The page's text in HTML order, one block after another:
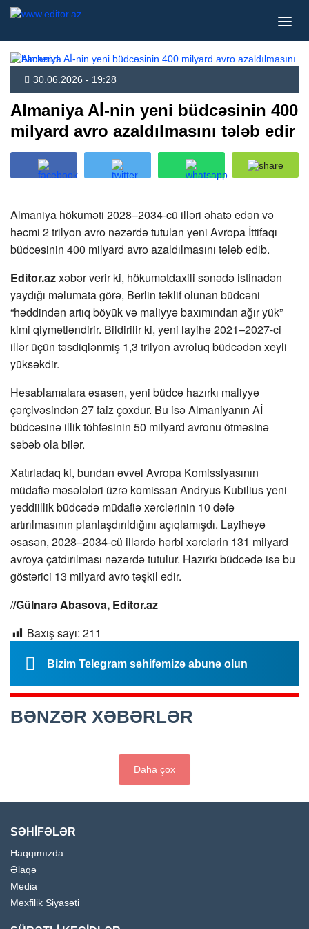
30.06.2026 - 19:28
Almaniya Aİ-nin yeni büdcəsinin 400
milyard avro azaldılmasını tələb edir
Almaniya hökuməti 2028–2034-cü illəri əhatə edən və
həcmi 2 trilyon avro nəzərdə tutulan yeni Avropa İttifaqı
büdcəsinin 400 milyard avro azaldılmasını tələb edib.
Editor.azxəbər verir ki, hökumətdaxili sənədə istinadən
yaydığı məlumata görə, Berlin təklif olunan büdcəni
“həddindən artıq böyük və maliyyə baxımından ağır yük”
kimi qiymətləndirir. Bildirilir ki, yeni layihə 2021–2027-ci
illər üçün təsdiqlənmiş 1,3 trilyon avroluq büdcədən xeyli
yüksəkdir.
Hesablamalara əsasən, yeni büdcə hazırkı maliyyə
çərçivəsindən 27 faiz çoxdur. Bu isə Almaniyanın Aİ
büdcəsinə illik töhfəsinin 50 milyard avronu ötməsinə
səbəb ola bilər.
Xatırladaq ki, bundan əvvəl Avropa Komissiyasının
müdafiə məsələləri üzrə komissarı Andryus Kubilius yeni
yeddiillik büdcədə müdafiə xərclərinin 10 dəfə
artırılmasının planlaşdırıldığını açıqlamışdı. Layihəyə
əsasən, 2028–2034-cü illərdə hərbi xərclərin 131 milyard
avroya çatdırılması nəzərdə tutulur. Hazırkı büdcədə isə bu
göstərici 13 milyard avro təşkil edir.
//Gülnarə Abasova, Editor.az
Baxış sayı: 211
Bizim Telegram səhifəmizə abunə olun
BƏNZƏR XƏBƏRLƏR
Daha çox
SƏHİFƏLƏR
Haqqımızda
Əlaqə
Media
Məxfilik Siyasəti